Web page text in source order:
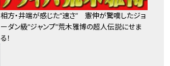
相方・井端が感じた“速さ” 憲伸が驚嘆したジョ
ーダン級“ジャンプ”荒木雅博の超人伝説にせま
る！